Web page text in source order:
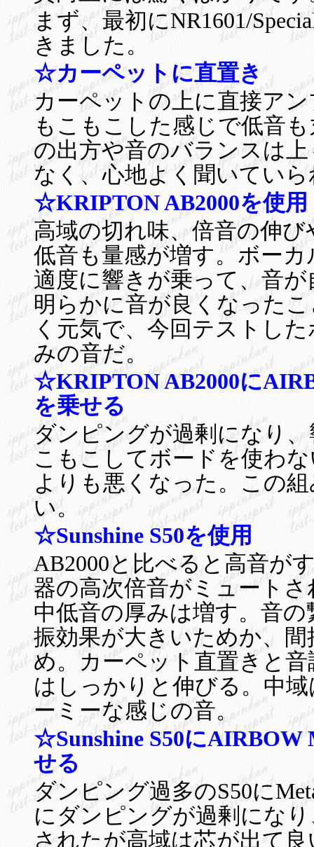
まず、最初にNR1601/
きました。
☆カーペットに直置き
カーペットの上に直接ア
もこもこした感じで低音
の出方や音のバランスは
なく、心地よく聞いてい
☆KRIPTON AB2000を使用
高域の切れ味、倍音の伸
低音も量感が増す。ボー
適度に響きが乗って、音
明らかに音が良くなった
く元気で、今回テストし
みの音だ。
☆KRIPTON AB2000に
を乗せる
ダンピングが過剰になり
こもこしてボードを使わ
よりも悪くなった。この
い。
☆Sunshine S50を使用
AB2000と比べると高音が
器の高次倍音がミュート
中低音の厚みは増す。音
振効果が大きいためか、
め。カーペット直置きと
はしっかりと伸びる。中
ーミーな感じの音。
☆Sunshine S50に
せる
ダンピング過多のS50に
にダンピングが過剰にな
されたが高域は芯が出て